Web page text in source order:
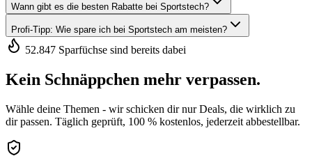
Wann gibt es die besten Rabatte bei Sportstech?
Profi-Tipp: Wie spare ich bei Sportstech am meisten?
52.847 Sparfüchse sind bereits dabei
Kein Schnäppchen mehr verpassen.
Wähle deine Themen - wir schicken dir nur Deals, die wirklich zu
dir passen. Täglich geprüft, 100 % kostenlos, jederzeit abbestellbar.